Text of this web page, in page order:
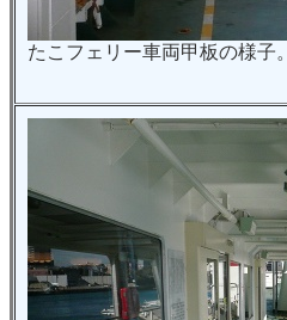
たこフェリー車両甲板の様子。